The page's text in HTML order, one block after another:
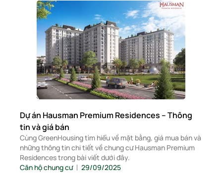
Dự án Hausman Premium Residences – Thông
tin và giá bán
Cùng GreenHousing tìm hiểu về mặt bằng, giá mua bán và
những thông tin chi tiết về chung cư Hausman Premium
Residences trong bài viết dưới đây.
Căn hộ chung cư
29/09/2025